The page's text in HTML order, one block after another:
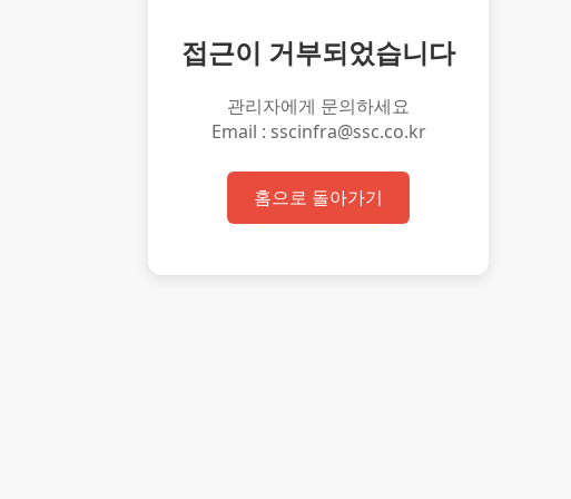
접근이 거부되었습니다
관리자에게 문의하세요
Email : sscinfra@ssc.co.kr
홈으로 돌아가기